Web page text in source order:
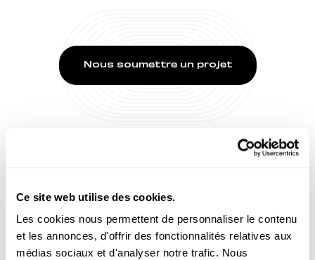
Ce site web utilise des cookies.
Les cookies nous permettent de personnaliser le contenu
et les annonces, d'offrir des fonctionnalités relatives aux
médias sociaux et d'analyser notre trafic. Nous
Nous soumettre un projet
VOUS AIMEREZ AUSSI